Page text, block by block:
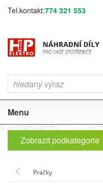
Tel.kontakt:774 321 553
Menu
Zobrazit podkategorie
Pračky